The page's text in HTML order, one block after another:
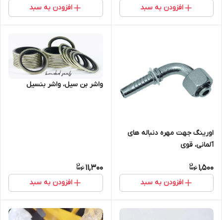
افزودن به سبد افزودن به سبد
اورینگ جهت مهره دنباله های
آلمانی، قوی
1,500
افزودن به سبد
واشر بن سیل، واشر بنسیل
11,300
افزودن به سبد